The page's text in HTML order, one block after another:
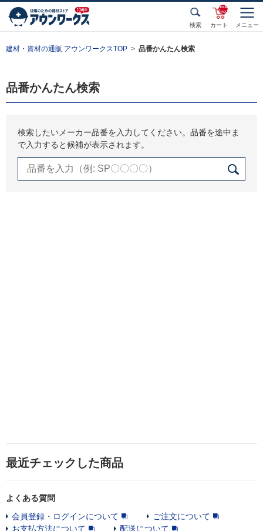
検索 カート
unde
fined
メニュー
建材・資材の通販 アウンワークスTOP 品番かんたん検索
品番かんたん検索
検索したいメーカー品番を入力してください。品番を途中ま
で入力すると候補が表示されます。
最近チェックした商品
よくある質問
会員登録・ログインについて
ご注文について
お支払方法について
配送について